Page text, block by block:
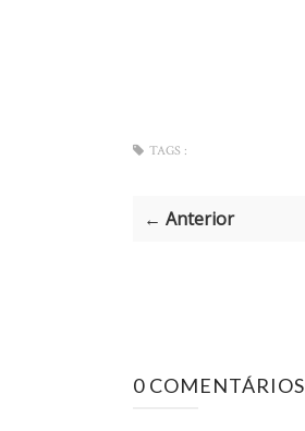
TAGS :
← Anterior
0 COMENTÁRIOS